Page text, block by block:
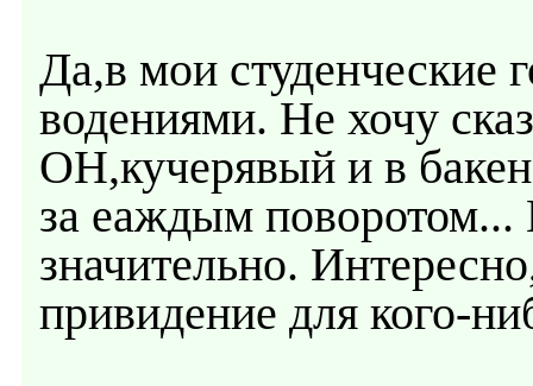
Да,в мои студенческие
водениями. Не хочу
ОН,кучерявый и в
за еаждым
значительно.
привидение для кого-